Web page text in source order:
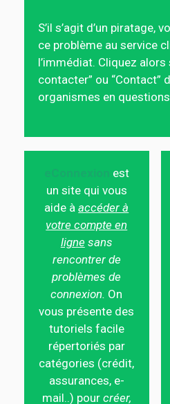
S’il s’agit d’un piratage,
ce problème au service
l’immédiat. Cliquez
contacter” ou “Contact”
organismes en
est
un site qui vous
aide àaccéder à
votre compte en
ligne sans
rencontrer de
problèmes de
connexion. On
vous présente des
tutoriels facile
répertoriés par
catégories (crédit,
assurances, e-
mail..) pour créer,